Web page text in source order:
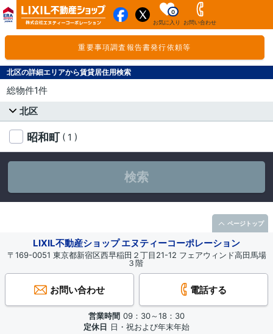
お気に入り
0
お問い合わせ
重要事項調査報告書発行依頼等
北区の詳細エリアから賃貸居住用検索
総物件1件
北区
昭和町 ( 1 )
検索
LIXIL不動産ショップ エヌティーコーポレーション
〒169-0051 東京都新宿区西早稲田２丁目21-12 フェアウィンド高田馬場
３階
お問い合わせ 電話する
営業時間 09：30～18：30
定休日 日・祝および年末年始
ページトップ